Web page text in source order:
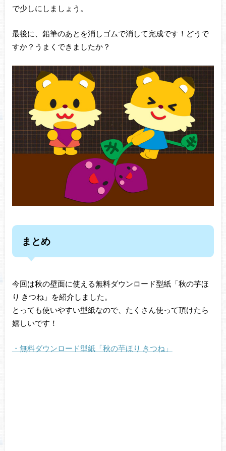
で少しにしましょう。
最後に、鉛筆のあとを消しゴムで消して完成です！どうで
すか？うまくできましたか？
まとめ
今回は秋の壁面に使える無料ダウンロード型紙「秋の芋ほ
り きつね」を紹介しました。
とっても使いやすい型紙なので、たくさん使って頂けたら
嬉しいです！
・無料ダウンロード型紙「秋の芋ほり きつね」